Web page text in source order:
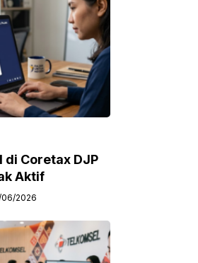
di Coretax DJP
Aktif
2026